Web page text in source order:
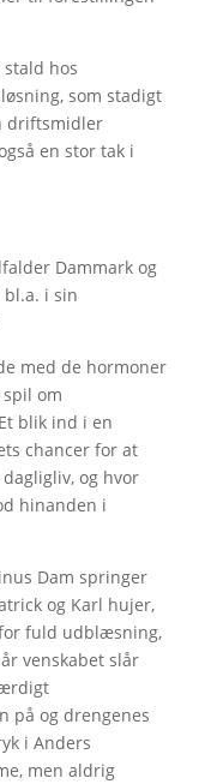
hos
som stadigt
driftsmidler
en stor tak i
Dammark og
bl.a. i sin
med de hormoner
om
blik ind i en
chancer for at
og hvor
hinanden i
Dam springer
og Karl hujer,
fuld udblæsning,
venskabet slår
på og drengenes
i Anders
men aldrig